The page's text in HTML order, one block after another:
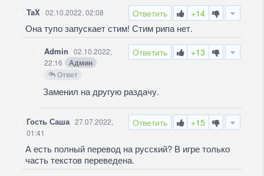
Ответить +14
TaX 02.10.2022, 02:08
Она тупо запускает стим! Стим рипа нет.
Ответить +13
Admin 02.10.2022,
22:16
Админ
Ответ
Заменил на другую раздачу.
Ответить +15
Гость Саша 27.07.2022,
01:41
А есть полный перевод на русский? В игре только
часть текстов переведена.